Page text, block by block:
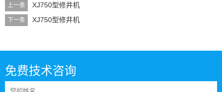
上一条 XJ750型修井机
下一条 XJ750型修井机
免费技术咨询